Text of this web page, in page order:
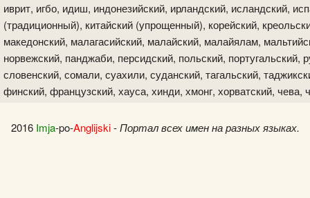
иврит, игбо, идиш, индонезийский, ирландский, исландский,
(традиционный), китайский (упрощенный), корейский,
македонский, малагасийский, малайский, малайялам,
норвежский, панджаби, персидский, польский, португальский,
словенский, сомали, суахили, суданский, тагальский,
финский, французский, хауса, хинди, хмонг, хорватский,
2016 Imja-po-Anglijski-Портал всех имен на разных языках.